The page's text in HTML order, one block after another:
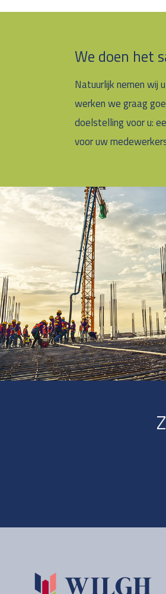
We doen het
Natuurlijk nemen wij
werken we graag
doelstelling voor u:
voor uw